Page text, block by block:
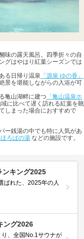
味の露天風呂。四季折々の自
グはやはり紅葉シーズンでは
る日帰り温泉 「源泉 ゆの香」
景を堪能しながらの入浴が可
亀山湖畔に建つ 「亀山温泉ホ
に比べて遅く訪れる紅葉を眺
しまった場合におすすめで
ー銭湯の中でも特に人気があ
ほろばの湯 などの施設です。
ンキング2025
ばれた、2025年の人
ング2026
、全国No.1サウナが